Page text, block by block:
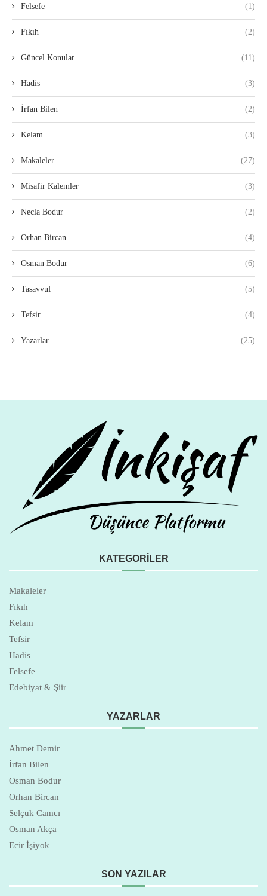
Felsefe (1)
Fıkıh (2)
Güncel Konular (11)
Hadis (3)
İrfan Bilen (2)
Kelam (3)
Makaleler (27)
Misafir Kalemler (3)
Necla Bodur (2)
Orhan Bircan (4)
Osman Bodur (6)
Tasavvuf (5)
Tefsir (4)
Yazarlar (25)
KATEGORILER
Makaleler
Fıkıh
Kelam
Tefsir
Hadis
Felsefe
Edebiyat & Şiir
YAZARLAR
Ahmet Demir
İrfan Bilen
Osman Bodur
Orhan Bircan
Selçuk Camcı
Osman Akça
Ecir İşiyok
SON YAZILAR